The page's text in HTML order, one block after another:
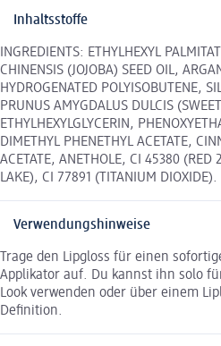
Inhaltsstoffe
INGREDIENTS: ETHYLHEXYL
CHINENSIS (JOJOBA) SEED OIL,
HYDROGENATED POLYISOBUTENE,
PRUNUS AMYGDALUS DULCIS
ETHYLHEXYLGLYCERIN,
DIMETHYL PHENETHYL ACETATE,
ACETATE, ANETHOLE, CI 45380 (RED
LAKE), CI 77891 (TITANIUM DIOXIDE).
Verwendungshinweise
Trage den Lipgloss für einen
Applikator auf. Du kannst ihn solo
Look verwenden oder über einem
Definition.